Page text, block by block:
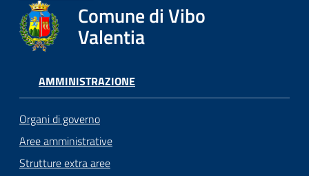
Comune di Vibo
Valentia
AMMINISTRAZIONE
Organi di governo
Aree amministrative
Strutture extra aree